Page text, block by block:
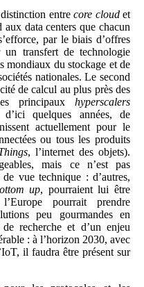
distinction entrecore cloudet
data centers que chacun
par le biais d’offres
transfert de technologie
mondiaux du stockage et de
nationales. Le second
de calcul au plus près des
principaux hyperscalers
quelques années, de
actuellement pour le
ou tous les produits
, l’internet des objets).
mais ce n’est pas
vue technique : d’autres,
up, pourraient lui être
pourrait prendre
peu gourmandes en
recherche et d’un enjeu
: à l’horizon 2030, avec
il faudra être présent sur